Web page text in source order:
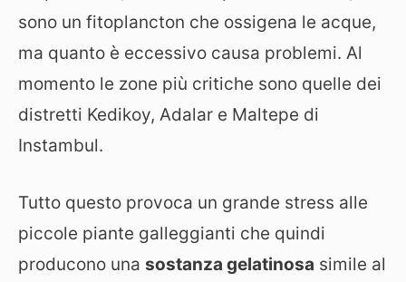
sono un fitoplancton che ossigena le acque,
ma quanto è eccessivo causa problemi. Al
momento le zone più critiche sono quelle dei
distretti Kedikoy, Adalar e Maltepe di
Instambul.
Tutto questo provoca un grande stress alle
piccole piante galleggianti che quindi
producono una sostanza gelatinosa simile al